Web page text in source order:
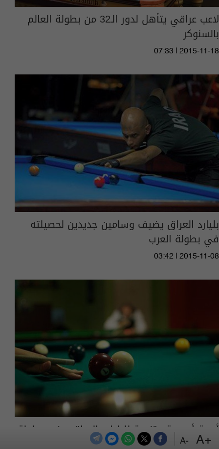
+A
-A
لاعب عراقي يتأهل لدور الـ32 من بطولة العالم
بالسنوكر
07:33 | 2015-11-18
بليارد العراق يضيف وسامين جديدين لحصيلته
في بطولة العرب
03:42 | 2015-11-08
أربعة أوسمة متنوعة للبليارد العراقي في بطولة
العرب